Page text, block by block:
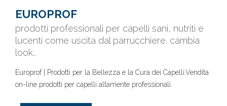
EUROPROF
prodotti professionali per capelli sani, nutriti e
lucenti come uscita dal parrucchiere. cambia
look..
Europrof | Prodotti per la Bellezza e la Cura dei Capelli.Vendita
on-line prodotti per capelli altamente professionali.